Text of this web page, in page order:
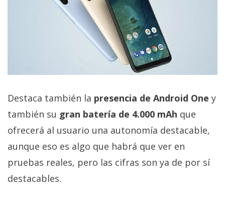
Destaca también la presencia de Android One y
también su gran batería de 4.000 mAh que
ofrecerá al usuario una autonomía destacable,
aunque eso es algo que habrá que ver en
pruebas reales, pero las cifras son ya de por sí
destacables.